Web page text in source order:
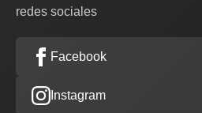
redes sociales
Facebook
Instagram